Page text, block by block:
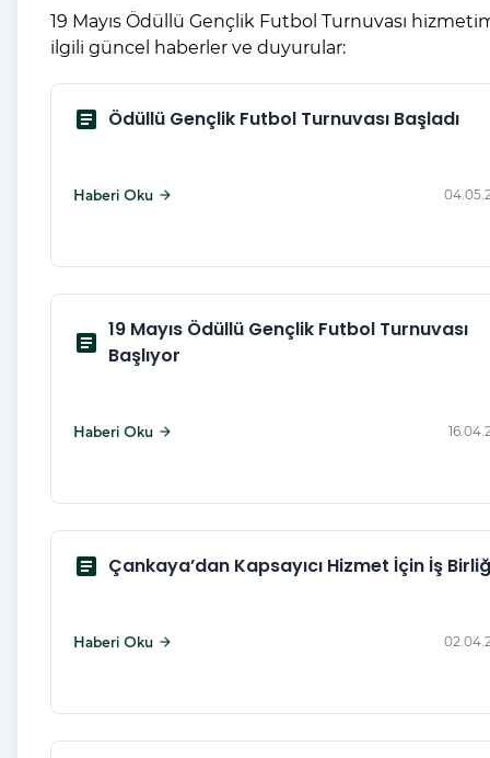
19 Mayıs Ödüllü Gençlik Futbol Turnuvası
ilgili güncel haberler ve duyurular:
article Ödüllü Gençlik Futbol Turnuvası Başladı
Haberi Oku arrow_forward
article
19 Mayıs Ödüllü Gençlik Futbol Turnuvası
Başlıyor
Haberi Oku arrow_forward
article Çankaya’dan Kapsayıcı Hizmet İçin İş
Haberi Oku arrow_forward